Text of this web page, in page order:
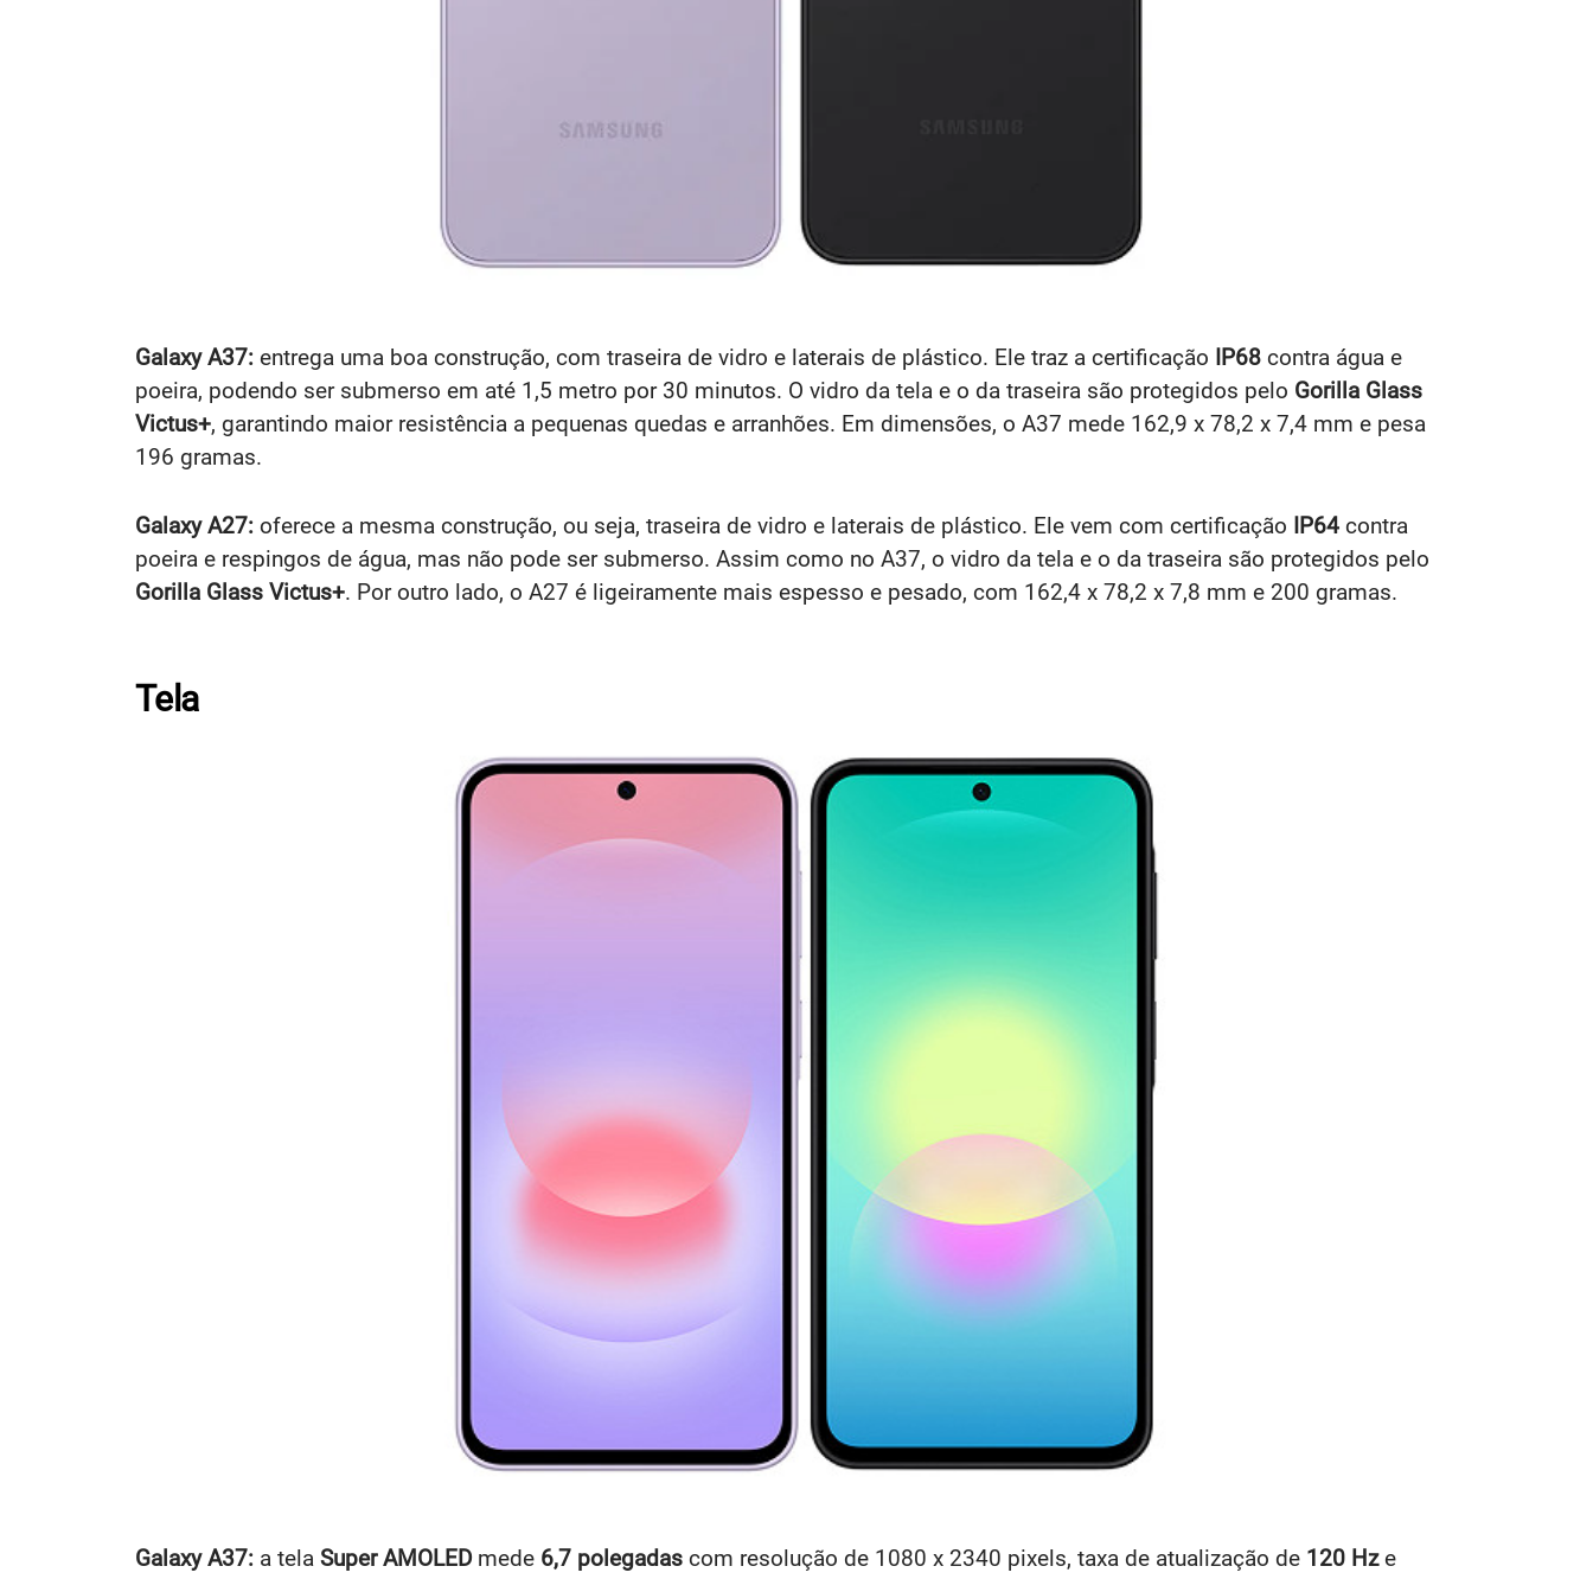
Galaxy A37: entrega uma boa construção, com traseira de vidro e laterais de plástico. Ele traz a certificação IP68 contra água e
poeira, podendo ser submerso em até 1,5 metro por 30 minutos. O vidro da tela e o da traseira são protegidos pelo Gorilla Glass
Victus+, garantindo maior resistência a pequenas quedas e arranhões. Em dimensões, o A37 mede 162,9 x 78,2 x 7,4 mm e pesa
196 gramas.
Galaxy A27: oferece a mesma construção, ou seja, traseira de vidro e laterais de plástico. Ele vem com certificação IP64 contra
poeira e respingos de água, mas não pode ser submerso. Assim como no A37, o vidro da tela e o da traseira são protegidos pelo
Gorilla Glass Victus+. Por outro lado, o A27 é ligeiramente mais espesso e pesado, com 162,4 x 78,2 x 7,8 mm e 200 gramas.
Tela
Galaxy A37: a tela Super AMOLED mede 6,7 polegadas com resolução de 1080 x 2340 pixels, taxa de atualização de 120 Hze